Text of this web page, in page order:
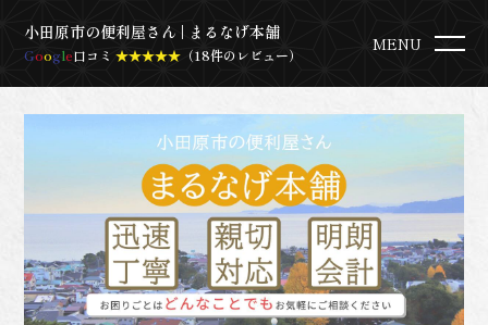
小田原市の便利屋さん | まるなげ本舗
Google口コミ★★★★★ （18件のレビュー）
MENU